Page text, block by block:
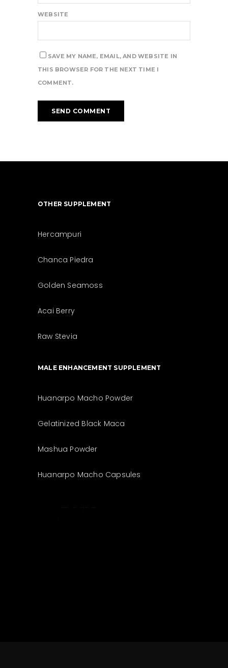
WEBSITE
SAVE MY NAME, EMAIL, AND WEBSITE IN
THIS BROWSER FOR THE NEXT TIME I
COMMENT.
OTHER SUPPLEMENT
Hercampuri
Chanca Piedra
Golden Seamoss
Acai Berry
Raw Stevia
MALE ENHANCEMENT SUPPLEMENT
Huanarpo Macho Powder
Gelatinized Black Maca
Mashua Powder
Huanarpo Macho Capsules